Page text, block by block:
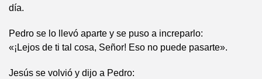
día.
Pedro se lo llevó aparte y se puso a increparlo:
«¡Lejos de ti tal cosa, Señor! Eso no puede pasarte».
Jesús se volvió y dijo a Pedro: